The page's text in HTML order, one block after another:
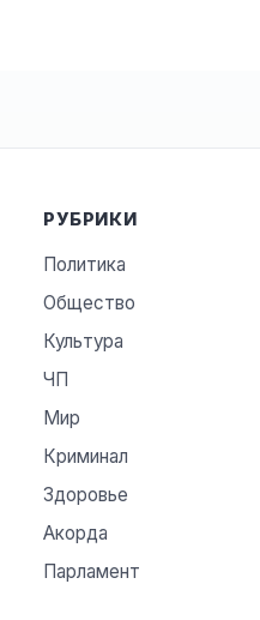
РУБРИКИ
Политика
Общество
Культура
ЧП
Мир
Криминал
Здоровье
Акорда
Парламент